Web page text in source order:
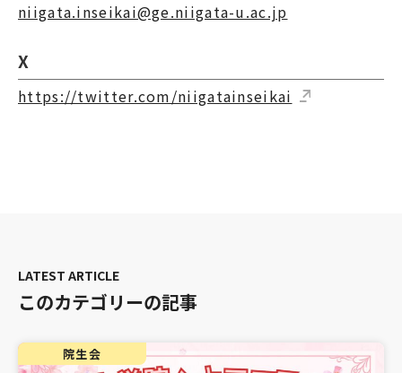
niigata.inseikai@ge.niigata-u.ac.jp
X
https://twitter.com/niigatainseikai
このカテゴリーの記事
院生会